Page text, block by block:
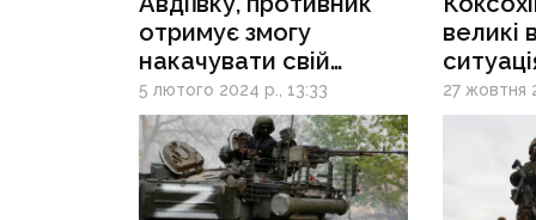
отримує змогу
накачувати свій
фронт додатковими
ресурсами», —
експерт про
просування ворога
на Донеччині
5 лютого 2024 р., 13:33
великі
на
27 жовтня